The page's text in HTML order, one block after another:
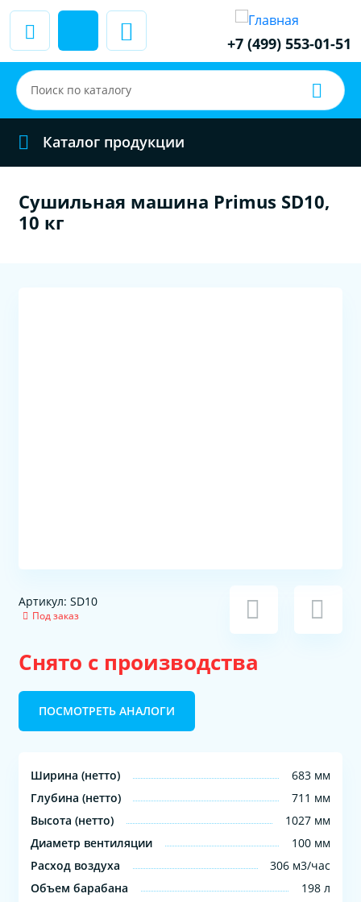
+7 (499) 553-01-51
Каталог продукции
Сушильная машина Primus SD10,
10 кг
Артикул: SD10
Под заказ
Снято с производства
ПОСМОТРЕТЬ АНАЛОГИ
Ширина (нетто)
683 мм
Глубина (нетто)
711 мм
Высота (нетто)
1027 мм
Диаметр вентиляции
100 мм
Расход воздуха
306 м3/час
Объем барабана
198 л